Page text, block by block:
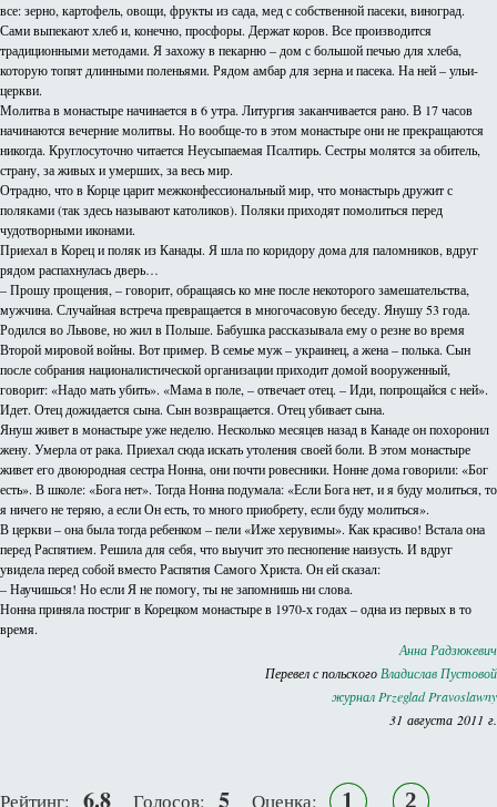
все: зерно, картофель, овощи, фрукты из сада, мед с собственной пасеки, виноград.
Сами выпекают хлеб и, конечно, просфоры. Держат коров. Все производится
традиционными методами. Я захожу в пекарню – дом с большой печью для хлеба,
которую топят длинными поленьями. Рядом амбар для зерна и пасека. На ней – ульи-
церкви.
Молитва в монастыре начинается в 6 утра. Литургия заканчивается рано. В 17 часов
начинаются вечерние молитвы. Но вообще-то в этом монастыре они не прекращаются
никогда. Круглосуточно читается Неусыпаемая Псалтирь. Сестры молятся за обитель,
страну, за живых и умерших, за весь мир.
Отрадно, что в Корце царит межконфессиональный мир, что монастырь дружит с
поляками (так здесь называют католиков). Поляки приходят помолиться перед
чудотворными иконами.
Приехал в Корец и поляк из Канады. Я шла по коридору дома для паломников, вдруг
рядом распахнулась дверь…
– Прошу прощения, – говорит, обращаясь ко мне после некоторого замешательства,
мужчина. Случайная встреча превращается в многочасовую беседу. Янушу 53 года.
Родился во Львове, но жил в Польше. Бабушка рассказывала ему о резне во время
Второй мировой войны. Вот пример. В семье муж – украинец, а жена – полька. Сын
после собрания националистической организации приходит домой вооруженный,
говорит: «Надо мать убить». «Мама в поле, – отвечает отец. – Иди, попрощайся с ней».
Идет. Отец дожидается сына. Сын возвращается. Отец убивает сына.
Януш живет в монастыре уже неделю. Несколько месяцев назад в Канаде он похоронил
жену. Умерла от рака. Приехал сюда искать утоления своей боли. В этом монастыре
живет его двоюродная сестра Нонна, они почти ровесники. Нонне дома говорили: «Бог
есть». В школе: «Бога нет». Тогда Нонна подумала: «Если Бога нет, и я буду молиться, то
я ничего не теряю, а если Он есть, то много приобрету, если буду молиться».
В церкви – она была тогда ребенком – пели «Иже херувимы». Как красиво! Встала она
перед Распятием. Решила для себя, что выучит это песнопение наизусть. И вдруг
увидела перед собой вместо Распятия Самого Христа. Он ей сказал:
– Научишься! Но если Я не помогу, ты не запомнишь ни слова.
Нонна приняла постриг в Корецком монастыре в 1970-х годах – одна из первых в то
время.
Анна Радзюкевич
Перевел с польского Владислав Пустовой
журнал Przeglad Pravoslawny
31 августа 2011 г.
Рейтинг: 6.8 Голосов: 5 Оценка: 1 2